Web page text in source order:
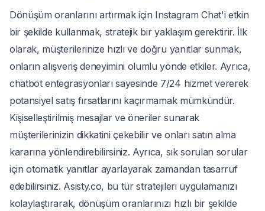
Dönüşüm oranlarını artırmak için Instagram Chat'i etkin
bir şekilde kullanmak, stratejik bir yaklaşım gerektirir. İlk
olarak, müşterilerinize hızlı ve doğru yanıtlar sunmak,
onların alışveriş deneyimini olumlu yönde etkiler. Ayrıca,
chatbot entegrasyonları sayesinde 7/24 hizmet vererek
potansiyel satış fırsatlarını kaçırmamak mümkündür.
Kişiselleştirilmiş mesajlar ve öneriler sunarak
müşterilerinizin dikkatini çekebilir ve onları satın alma
kararına yönlendirebilirsiniz. Ayrıca, sık sorulan sorular
için otomatik yanıtlar ayarlayarak zamandan tasarruf
edebilirsiniz. Asisty.co, bu tür stratejileri uygulamanızı
kolaylaştırarak, dönüşüm oranlarınızı hızlı bir şekilde